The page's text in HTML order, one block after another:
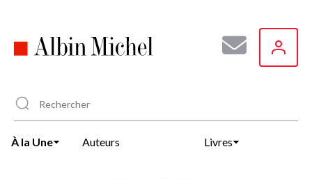
principal
À la Une Auteurs Livres